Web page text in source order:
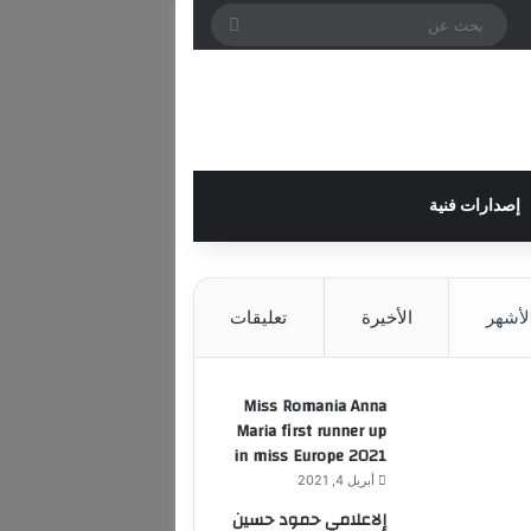
عمود جانبي
الوضع المظلم
بحث
إصدارات فنية
الأخيرة تعليقات
Miss Romania Anna
Maria first runner up
in miss Europe 2021
أبريل 4, 2021
إلاعلامي حمود حسين